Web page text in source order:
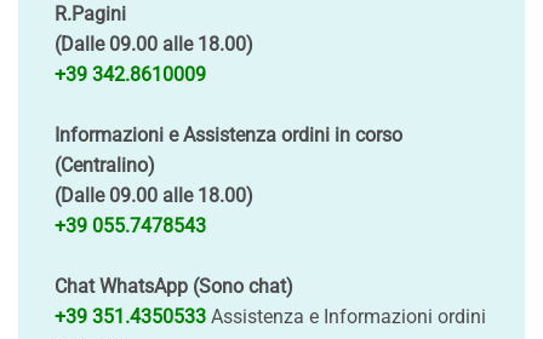
R.Pagini
(Dalle 09.00 alle 18.00)
+39 342.8610009
Informazioni e Assistenza ordini in corso
(Centralino)
(Dalle 09.00 alle 18.00)
+39 055.7478543
Chat WhatsApp (Sono chat)
+39 351.4350533 Assistenza e Informazioni ordini